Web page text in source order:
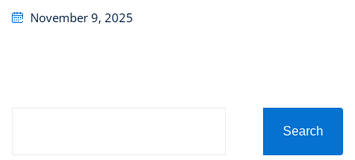
Posted
November 9, 2025
Search